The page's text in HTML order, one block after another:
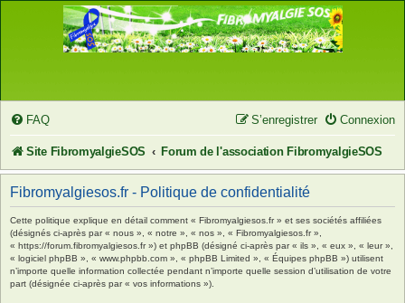
FAQ Connexion
S’enregistrer
Site FibromyalgieSOS Forum de l'association FibromyalgieSOS
Fibromyalgiesos.fr - Politique de confidentialité
Cette politique explique en détail comment « Fibromyalgiesos.fr » et ses sociétés affiliées
(désignés ci-après par « nous », « notre », « nos », « Fibromyalgiesos.fr »,
« https://forum.fibromyalgiesos.fr ») et phpBB (désigné ci-après par « ils », « eux », « leur »,
« logiciel phpBB », « www.phpbb.com », « phpBB Limited », « Équipes phpBB ») utilisent
n’importe quelle information collectée pendant n’importe quelle session d’utilisation de votre
part (désignée ci-après par « vos informations »).